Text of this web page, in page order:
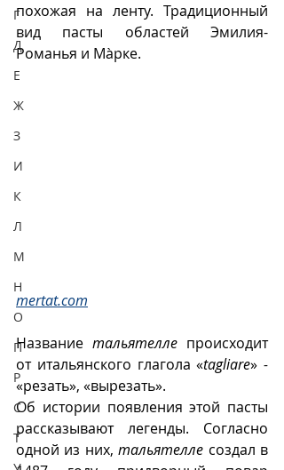
Г
Д
Е
Ж
З
И
К
Л
М
Н
О
П
Р
С
Т
похожая на ленту. Традиционный
вид пасты областей Эмилия-
Романья и Мàрке.
mertat.com
Название тальятелле происходит
от итальянского глагола «tagliare» -
«резать», «вырезать».
Об истории появления этой пасты
рассказывают легенды. Согласно
одной из них, тальятелле создал в